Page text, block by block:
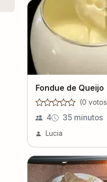
Fondue de Queijo
(0 votos
4 35 minutos
Lucia